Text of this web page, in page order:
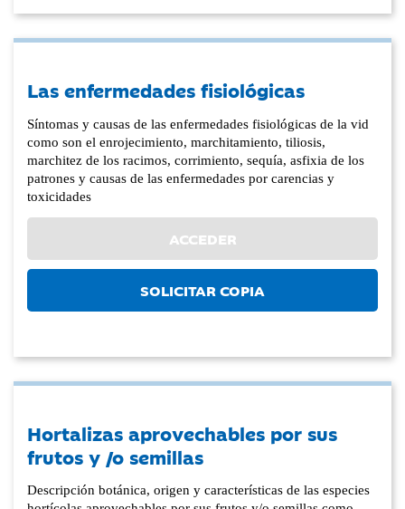
Las enfermedades fisiológicas
Síntomas y causas de las enfermedades fisiológicas de la vid
como son el enrojecimiento, marchitamiento, tiliosis,
marchitez de los racimos, corrimiento, sequía, asfixia de los
patrones y causas de las enfermedades por carencias y
toxicidades
ACCEDER
SOLICITAR COPIA
Hortalizas aprovechables por sus
frutos y /o semillas
Descripción botánica, origen y características de las especies